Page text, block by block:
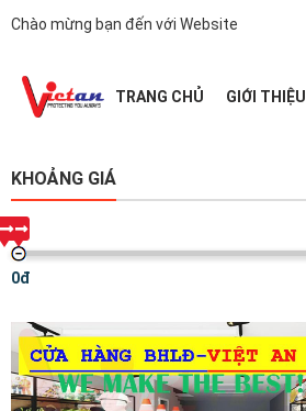
Chào mừng bạn đến với Website
TRANG CHỦ GIỚI THIỆU
KHOẢNG GIÁ
0đ